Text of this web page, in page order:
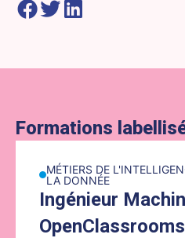
Formations
MÉTIERS DE
LA DONNÉE
Ingénieur
OpenClassrooms